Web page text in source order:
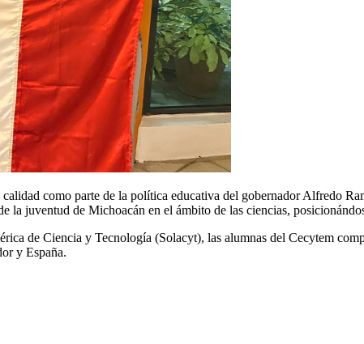
como parte de la política educativa del gobernador Alfredo
la juventud de Michoacán en el ámbito de las ciencias,
de Ciencia y Tecnología (Solacyt), las alumnas del Cecytem
y España.